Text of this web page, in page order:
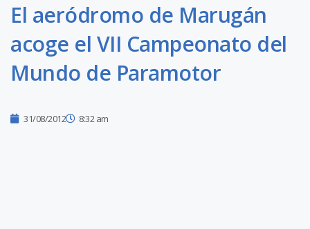
El aeródromo de Marugán
acoge el VII Campeonato del
Mundo de Paramotor
31/08/2012 8:32 am